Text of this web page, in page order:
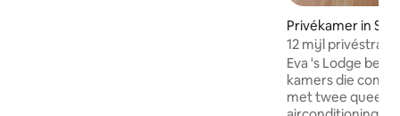
Privékamer in
12 mijl
Eva 's Lodge
kamers die
met twee